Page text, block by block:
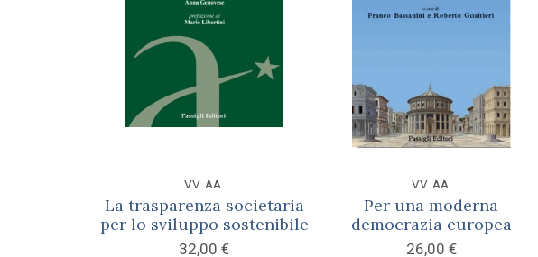
VV. AA.
La trasparenza societaria
per lo sviluppo sostenibile
32,00€
VV. AA.
Per una moderna
democrazia europea
26,00 €